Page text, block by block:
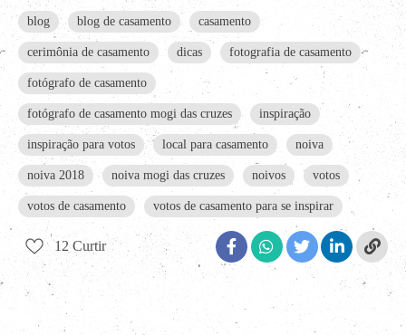
blog blog de casamento casamento
cerimônia de casamento dicas fotografia de casamento
fotógrafo de casamento
fotógrafo de casamento mogi das cruzes inspiração
inspiração para votos local para casamento noiva
noiva 2018 noiva mogi das cruzes noivos votos
votos de casamento votos de casamento para se inspirar
12 Curtir